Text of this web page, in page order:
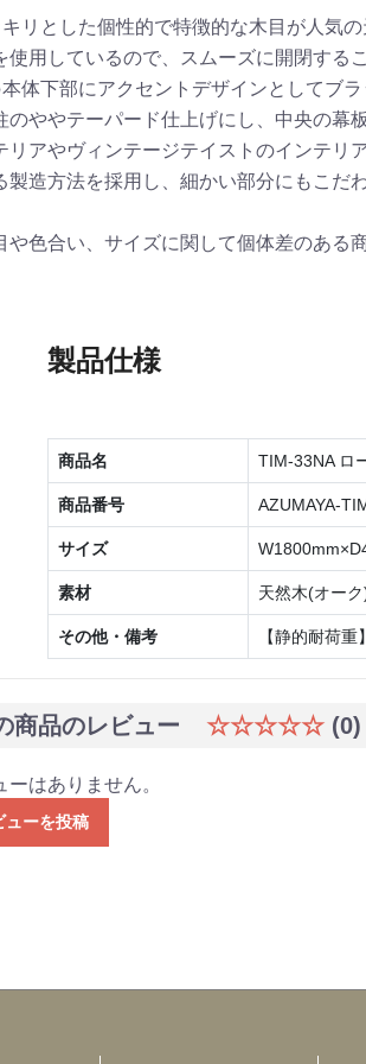
リとした個性的で特徴的な木目が人気
使用しているので、スムーズに開閉する
体下部にアクセントデザインとしてブ
のややテーパード仕上げにし、中央の幕
リアやヴィンテージテイストのインテリ
製造方法を採用し、細かい部分にもこだ
色合い、サイズに関して個体差のある
製品仕様
商品名 TIM-33NA ロ
商品番号 AZUMAYA-
サイズ
素材 天然木(オー
その他・備考 【静的耐荷重
商品のレビュー ☆☆☆☆☆ (0)
ーはありません。
ューを投稿